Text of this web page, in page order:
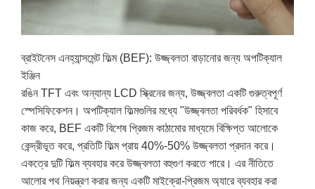
ব্রাইটনেস এনহ্যান্সমেন্ট ফিল্ম (BEF): উজ্জ্বলতা বাড়ানোর জন্য অপটিক্যাল
ইঞ্জিন
রঙিন TFT এবং অন্যান্য LCD স্ক্রিনের জন্য, উজ্জ্বলতা একটি গুরুত্বপূর্ণ
স্পেসিফিকেশন। অপটিক্যাল ফিল্মগুলির মধ্যে "উজ্জ্বলতা পরিবর্ধক" হিসাবে
কাজ করে, BEF একটি বিশেষ প্রিজম কাঠামোর মাধ্যমে বিক্ষিপ্ত আলোকে
কেন্দ্রীভূত করে, প্রতিটি ফিল্ম প্রায় 40%-50% উজ্জ্বলতা প্রদান করে।
একত্রে দুটি ফিল্ম ব্যবহার করে উজ্জ্বলতা বহুগুণ করতে পারে। এর নীতিতে
আলোর পথ নিয়ন্ত্রণ করার জন্য একটি মাইক্রো-প্রিজম অ্যারে ব্যবহার করা